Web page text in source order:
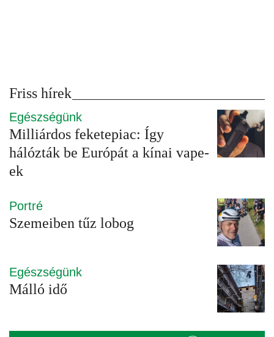
Friss hírek
Egészségünk
Milliárdos feketepiac: Így
hálózták be Európát a kínai vape-
ek
Portré
Szemeiben tűz lobog
Egészségünk
Málló idő